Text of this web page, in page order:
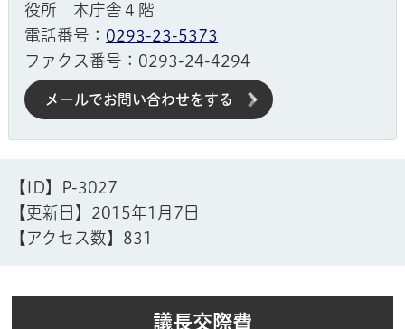
役所 本庁舎４階
電話番号： 0293-23-5373
ファクス番号：0293-24-4294
メールでお問い合わせをする
【ID】
P-3027
【更新日】 2015年1月7日
【アクセス数】 831
議長交際費